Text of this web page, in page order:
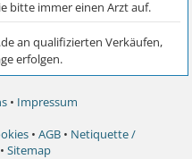
• Impressum
• AGB • Netiquette /
• Sitemap